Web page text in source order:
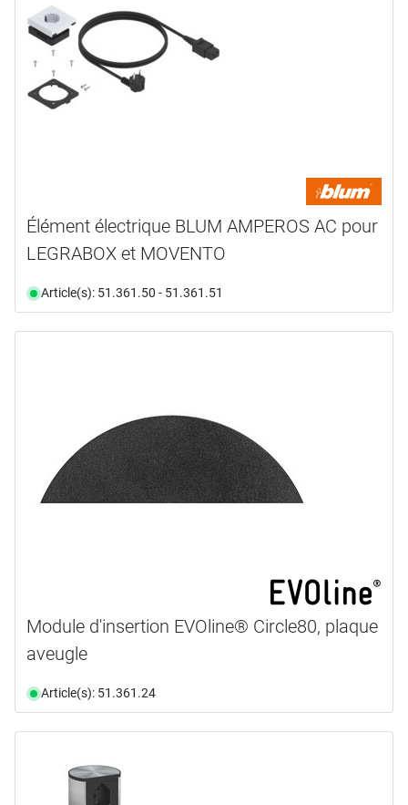
Élément électrique BLUM AMPEROS AC pour
LEGRABOX et MOVENTO
Article(s): 51.361.50 - 51.361.51
Module d'insertion EVOline® Circle80, plaque
aveugle
Article(s): 51.361.24